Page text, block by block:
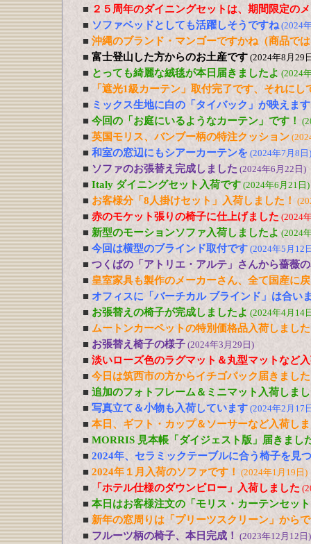
■ ２５周年のダイニングセットは、期間限定の
■ ソファベッドとしても活躍しそうですね(2024
■ 沖縄のブランド・マンゴーですかね（商品で
■ 富士登山した方からのお土産です (2024年8月29
■ とっても綺麗な絨毯が本日届きましたよ (2024
■
「遮光1級カーテン」取付完了です、それに
■ ミックス生地に白の「タイバック」が映えま
■ 今回の「お庭にいるようなカーテン」です！
■ 英国モリス、バンブー柄の特注クッション
■ 和室の窓辺にもシアーカーテンを (2024年7月8日)
■ ソファのお張替え完成しました (2024年6月22日)
■ Italy ダイニングセット入荷です (2024年6月21日)
■ お客様分「8人掛けセット」入荷しました！
■ 赤のモケット張りの椅子に仕上げました (2024
■ 新型のモーションソファ入荷しましたよ (2024
■ 今回は横型のブラインド取付です (2024年5月12
■ つくばの「アトリエ・アルテ」さんから薔薇
■ 皇室家具も製作のメーカーさん、全て国産に
■ オフィスに「バーチカル ブラインド」は合い
■ お張替えの椅子が完成しましたよ (2024年4月14
■ ムートンカーペットの特別価格品入荷しました
■ お張替え椅子の様子 (2024年3月29日)
■ 淡いローズ色のラグマット＆丸型マットなど
■ 今日は筑西市の方からイチゴパック届きました
■ 追加のフォトフレーム＆ミニマット入荷しま
■ 写真立て＆小物も入荷しています (2024年2月17
■ 本日、ギフト・カップ＆ソーサーなど入荷し
■ MORRIS 見本帳「ダイジェスト版」届きまし
■ 2024年、セラミックテーブルに合う椅子を見
■ 2024年１月入荷のソファです！ (2024年1月19日)
■ 「ホテル仕様のダウンピロー」入荷しました
■ 本日はお客様注文の「モリス・カーテンセッ
■ 新年の窓周りは「プリーツスクリーン」から
■ フルーツ柄の椅子、本日完成！ (2023年12月12日)